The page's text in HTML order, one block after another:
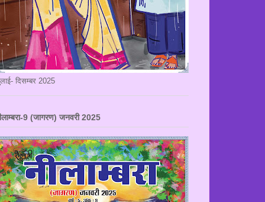
दिसम्बर 2025
9 (जागरण) जनवरी 2025